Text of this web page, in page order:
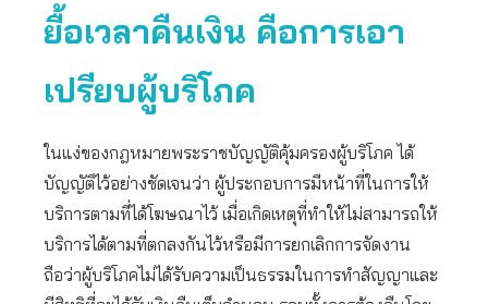
ยื้อเวลาคืนเงิน คือการเอา
เปรียบผู้บริโภค
ในแง่ของกฎหมายพระราชบัญญัติคุ้มครองผู้บริโภค ได้
บัญญัติไว้อย่างชัดเจนว่า ผู้ประกอบการมีหน้าที่ในการให้
บริการตามที่ได้โฆษณาไว้ เมื่อเกิดเหตุที่ทำให้ไม่สามารถให้
บริการได้ตามที่ตกลงกันไว้หรือมีการยกเลิกการจัดงาน
ถือว่าผู้บริโภคไม่ได้รับความเป็นธรรมในการทำสัญญาและ